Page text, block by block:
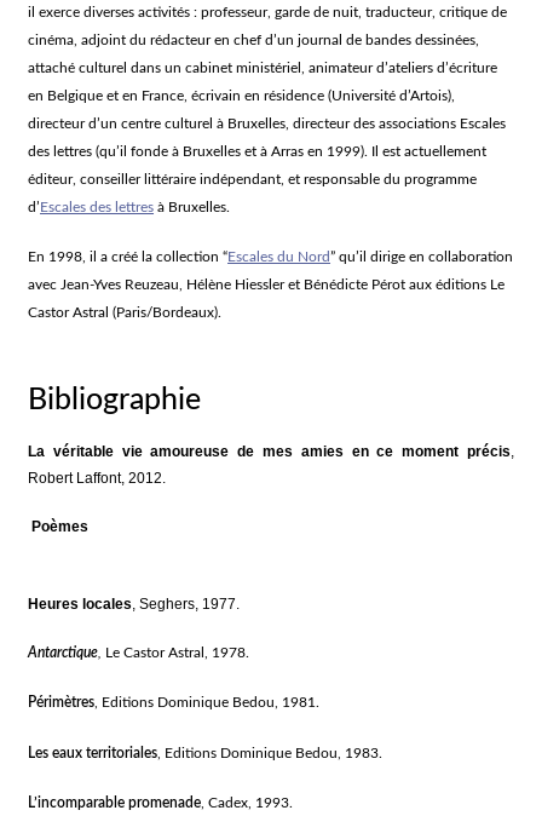
il exerce diverses activités : professeur, garde de nuit, traducteur, critique de
cinéma, adjoint du rédacteur en chef d’un journal de bandes dessinées,
attaché culturel dans un cabinet ministériel, animateur d’ateliers d’écriture
en Belgique et en France, écrivain en résidence (Université d’Artois),
directeur d’un centre culturel à Bruxelles, directeur des associations Escales
des lettres (qu’il fonde à Bruxelles et à Arras en 1999). Il est actuellement
éditeur, conseiller littéraire indépendant, et responsable du programme
d’Escales des lettres à Bruxelles.
En 1998, il a créé la collection “Escales du Nord” qu’il dirige en collaboration
avec Jean-Yves Reuzeau, Hélène Hiessler et Bénédicte Pérot aux éditions Le
Castor Astral (Paris/Bordeaux).
Bibliographie
La véritable vie amoureuse de mes amies en ce moment précis
Robert Laffont, 2012.
Poèmes
Heures locales Seghers, 1977.
Antarctique Le Castor Astral, 1978.
Périmètres Editions Dominique Bedou, 1981.
Les eaux territoriales Editions Dominique Bedou, 1983.
L’incomparable promenade , Cadex, 1993.